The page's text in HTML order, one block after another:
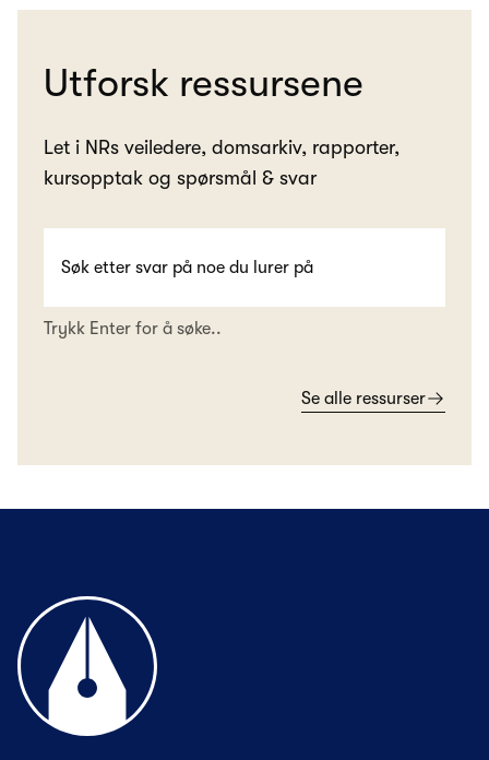
Utforsk ressursene
Let i NRs veiledere, domsarkiv, rapporter,
kursopptak og spørsmål & svar
Trykk Enter for å søke..
Se alle ressurser
Til forsiden